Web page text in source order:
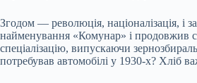
Згодом — революція, націоналізація, і
найменування «Комунар» і продовжив
спеціалізацію, випускаючи
потребував автомобілі у 1930-х? Хліб